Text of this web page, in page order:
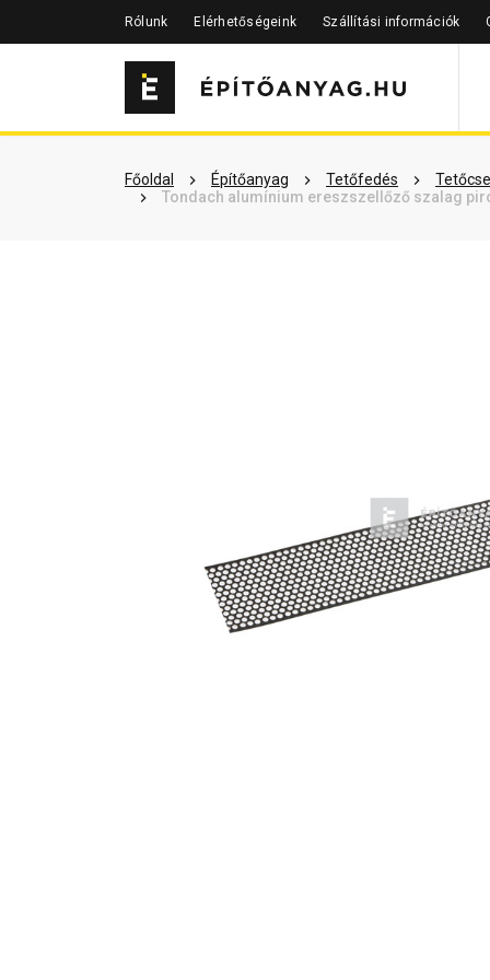
Rólunk Elérhetőségeink Szállítási információk
Főoldal Építőanyag Tetőfedés
Tondach alumínium ereszszellőző szalag
Szükséged lehet rá